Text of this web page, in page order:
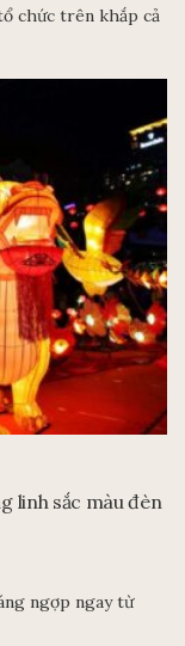
chức trên khắp cả
linh sắc màu đèn
ngợp ngay từ